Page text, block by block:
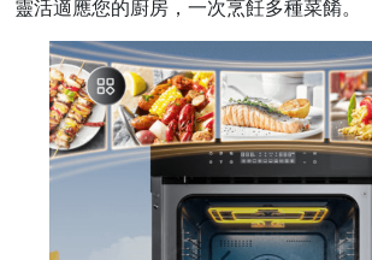
靈活適應您的廚房，一次烹飪多種菜餚。